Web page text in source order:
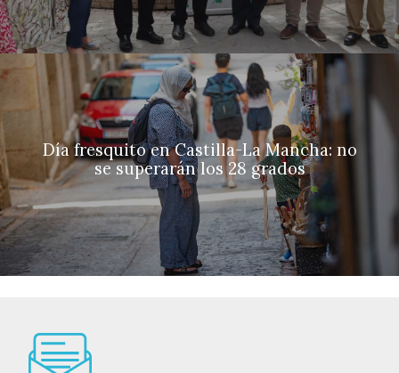
Día fresquito en Castilla-La Mancha: no
se superarán los 28 grados